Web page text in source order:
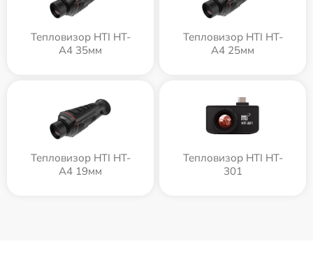
Тепловизор HTI HT-
A4 35мм
Тепловизор HTI HT-
A4 25мм
Тепловизор HTI HT-
A4 19мм
Тепловизор HTI HT-
301